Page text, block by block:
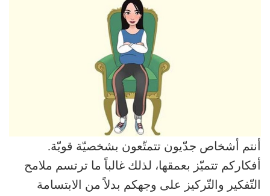
أنتم أشخاص جدّيون تتمتّعون بشخصيّة قويّة.
أفكاركم تتميّز بعمقها، لذلك غالباً ما ترتسم ملامح
التّفكير والتّركيز على وجهكم بدلاً من الابتسامة